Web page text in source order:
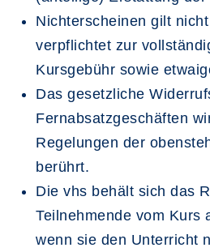
Nichterscheinen gilt
verpflichtet zur
Kursgebühr sowie
Das gesetzliche
Fernabsatzgeschäften
Regelungen der
berührt.
Die vhs behält sich das
Teilnehmende vom Kurs
wenn sie den Unterricht